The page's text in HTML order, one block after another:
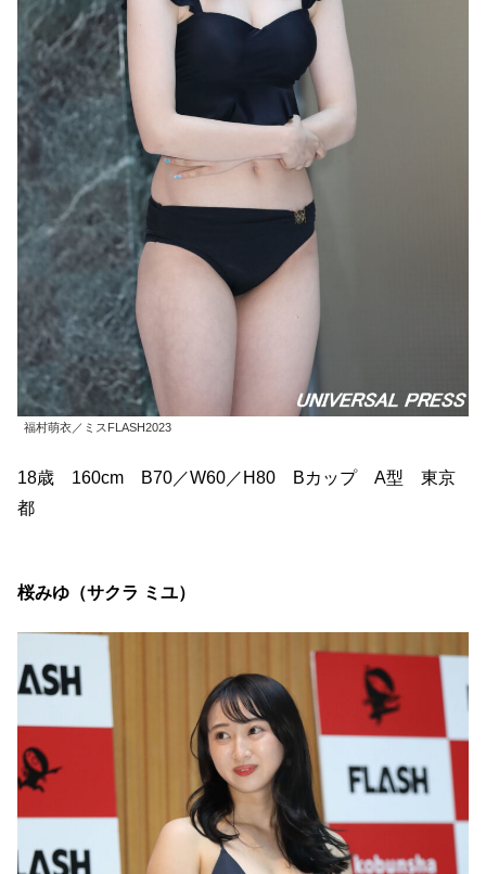
福村萌衣／ミスFLASH2023
18歳 160cm B70／W60／H80 Bカップ A型 東京
都
桜みゆ（サクラ ミユ）